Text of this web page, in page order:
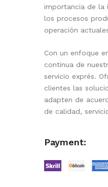
importancia de la
los procesos
operación
Con un enfoque
continua de
servicio exprés.
clientes las
adapten de
de calidad,
Payment: